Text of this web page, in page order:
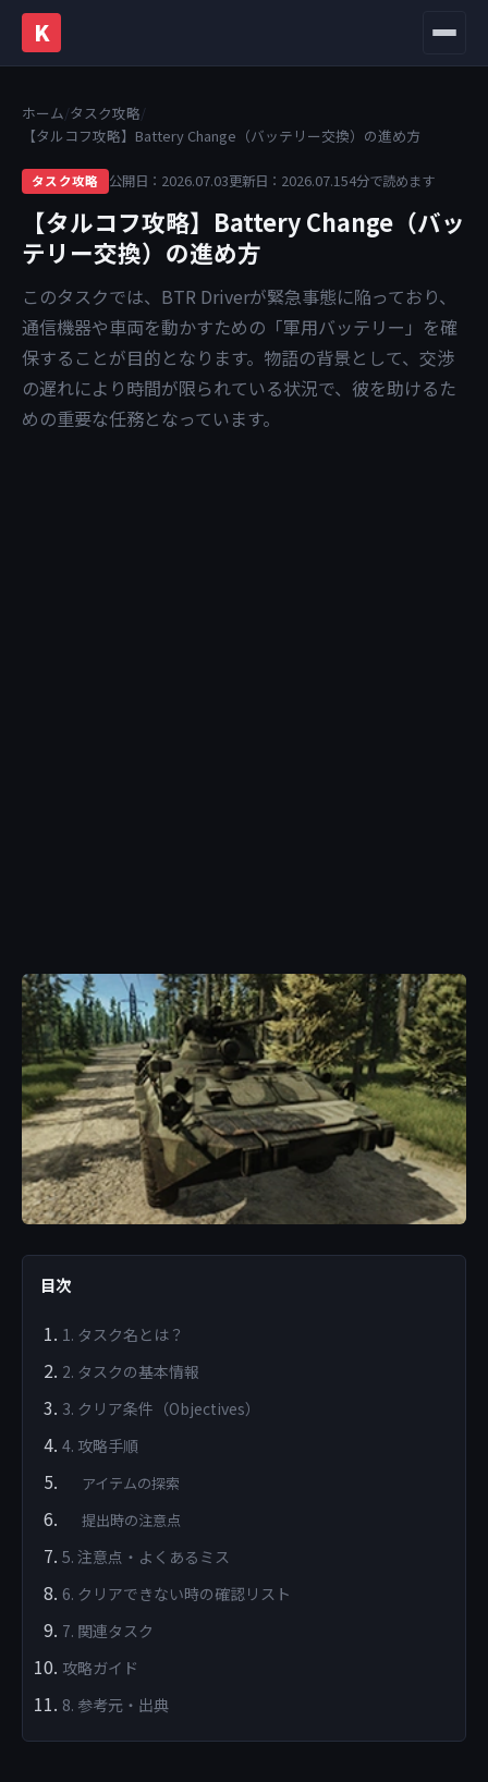
K メニュ
ホーム/タスク攻略/
【タルコフ攻略】Battery Change（バッテリー交換）の進め方
タスク攻略 公開日：2026.07.03更新日：2026.07.154分で読めます
【タルコフ攻略】Battery Change（バッ
テリー交換）の進め方
このタスクでは、BTR Driverが緊急事態に陥っており、
通信機器や車両を動かすための「軍用バッテリー」を確
保することが目的となります。物語の背景として、交渉
の遅れにより時間が限られている状況で、彼を助けるた
めの重要な任務となっています。
目次
1. タスク名とは？
2. タスクの基本情報
3. クリア条件（Objectives）
4. 攻略手順
アイテムの探索
提出時の注意点
5. 注意点・よくあるミス
6. クリアできない時の確認リスト
7. 関連タスク
攻略ガイド
8. 参考元・出典